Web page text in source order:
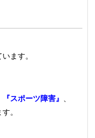
ます。
『スポーツ障害』 、
。